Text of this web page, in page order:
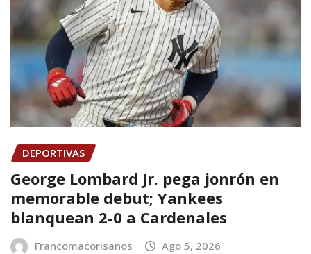
DEPORTIVAS
George Lombard Jr. pega jonrón en
memorable debut; Yankees
blanquean 2-0 a Cardenales
Francomacorisanos Ago 5, 2026